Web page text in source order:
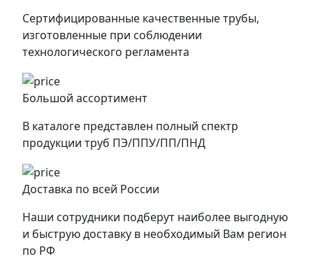
Сертифицированные качественные трубы,
изготовленные при соблюдении
технологического регламента
Большой ассортимент
В каталоге представлен полный спектр
продукции труб ПЭ/ППУ/ПП/ПНД
Доставка по всей России
Наши сотрудники подберут наиболее выгодную
и быструю доставку в необходимый Вам регион
по РФ